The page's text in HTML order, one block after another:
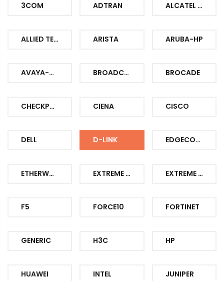
3COM ADTRAN ALCATEL LUCENT
ALLIED TELESIS ARISTA ARUBA-HP
AVAYA-NORTEL BROADCOM BROCADE
CHECKPOINT CIENA CISCO
DELL D-LINK EDGECORE
ETHERWAN EXTREME NETWORKS EXTREME NETWORKS
F5 FORCE10 FORTINET
GENERIC H3C HP
HUAWEI INTEL JUNIPER